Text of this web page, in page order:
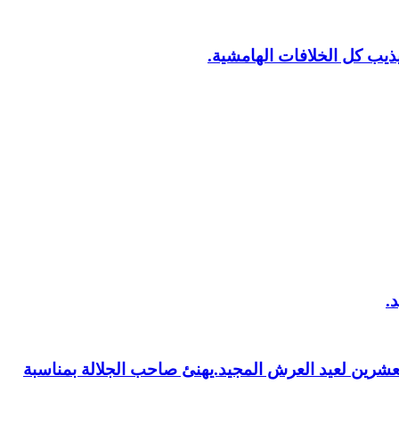
كل الخلافات الهامشية.
لعيد العرش المجيد.يهنئ صاحب الجلالة بمناسبة